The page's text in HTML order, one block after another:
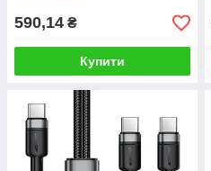
590,14 ₴
Купити